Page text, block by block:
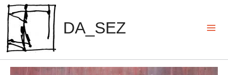
Zum
Inhalt
springen
DA_SEZ